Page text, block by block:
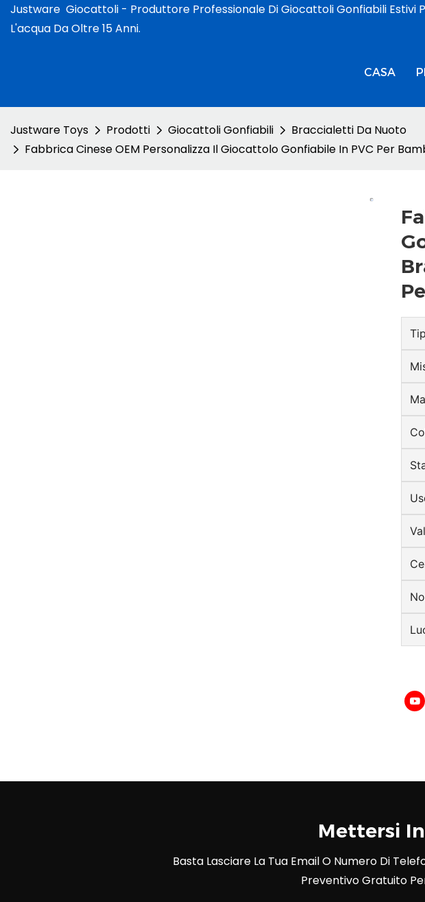
Justware Giocattoli - Produttore Professionale Di Giocattoli Gonfiabili Estivi
L'acqua Da Oltre 15 Anni.
CASA
Justware Toys Prodotti Giocattoli Gonfiabili
Braccialetti Da Nuoto
Fabbrica Cinese OEM Personalizza Il Giocattolo Gonfiabile In PVC Per
Mettersi
Basta Lasciare La Tua Email O Numero Di
Preventivo Gratuito